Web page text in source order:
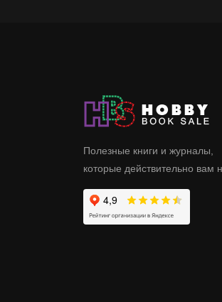
Полезные книги и журналы,
которые действительно вам